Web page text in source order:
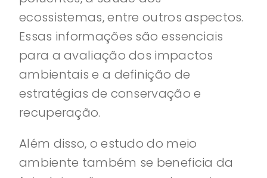
ecossistemas, entre outros aspectos.
Essas informações são essenciais
para a avaliação dos impactos
ambientais e a definição de
estratégias de conservação e
recuperação.
Além disso, o estudo do meio
ambiente também se beneficia da